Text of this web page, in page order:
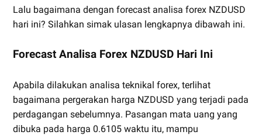
Lalu bagaimana dengan forecast analisa forex NZDUSD
hari ini? Silahkan simak ulasan lengkapnya dibawah ini.
Forecast Analisa Forex NZDUSD Hari Ini
Apabila dilakukan analisa teknikal forex, terlihat
bagaimana pergerakan harga NZDUSD yang terjadi pada
perdagangan sebelumnya. Pasangan mata uang yang
dibuka pada harga 0.6105 waktu itu, mampu